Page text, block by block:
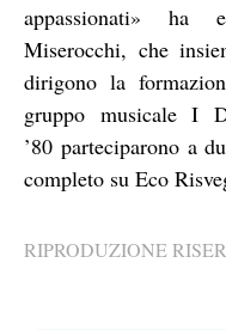
appassionati» ha
Miserocchi, che
dirigono la
gruppo musicale I
’80 parteciparono a
completo su Eco
RIPRODUZIONE